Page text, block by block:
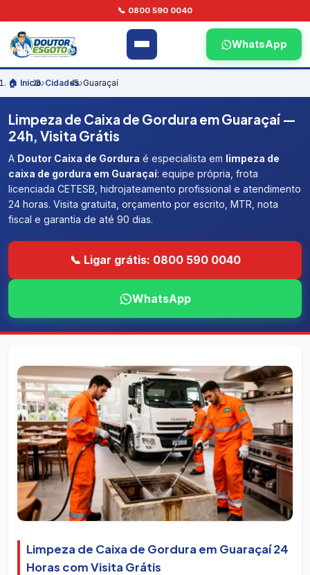
📞 0800 590 0040
WhatsApp
🏠 Início›Cidades›Guaraçaí
Limpeza de Caixa de Gordura em Guaraçaí —
24h, Visita Grátis
A Doutor Caixa de Gordura é especialista em limpeza de
caixa de gordura em Guaraçaí: equipe própria, frota
licenciada CETESB, hidrojateamento profissional e atendimento
24 horas. Visita gratuita, orçamento por escrito, MTR, nota
fiscal e garantia de até 90 dias.
📞 Ligar grátis: 0800 590 0040
WhatsApp
Limpeza de Caixa de Gordura em Guaraçaí 24
Horas com Visita Grátis